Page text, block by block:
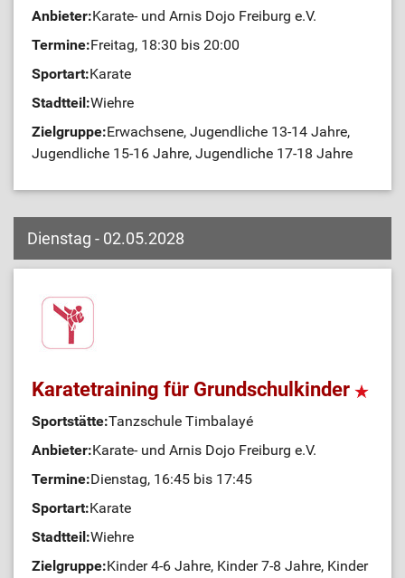
Anbieter:Karate- und Arnis Dojo Freiburg e.V.
Termine:Freitag, 18:30 bis 20:00
Sportart:Karate
Stadtteil:Wiehre
Zielgruppe:Erwachsene, Jugendliche 13-14 Jahre,
Jugendliche 15-16 Jahre, Jugendliche 17-18 Jahre
Dienstag - 02.05.2028
Karatetraining für Grundschulkinder
Sportstätte:Tanzschule Timbalayé
Anbieter:Karate- und Arnis Dojo Freiburg e.V.
Termine:Dienstag, 16:45 bis 17:45
Sportart:Karate
Stadtteil:Wiehre
Zielgruppe:Kinder 4-6 Jahre, Kinder 7-8 Jahre, Kinder